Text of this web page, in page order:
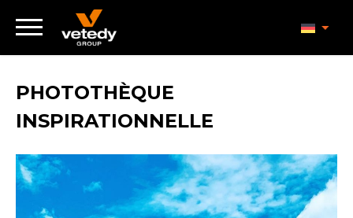
PHOTOTHÈQUE
INSPIRATIONNELLE